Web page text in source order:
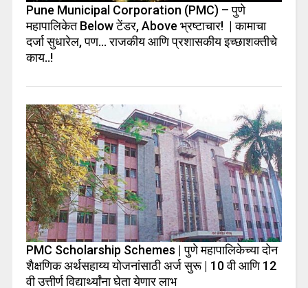
Pune Municipal Corporation (PMC) – पुणे
महापालिकेत Below टेंडर, Above भ्रष्टाचार! | कामाचा
दर्जा सुधारेल, पण… राजकीय आणि प्रशासकीय इच्छाशक्तीचे
काय..!
PMC Scholarship Schemes | पुणे महापालिकेच्या दोन
शैक्षणिक अर्थसहाय्य योजनांसाठी अर्ज सुरू | 10 वी आणि 12
वी उत्तीर्ण विद्यार्थ्यांना घेता येणार लाभ